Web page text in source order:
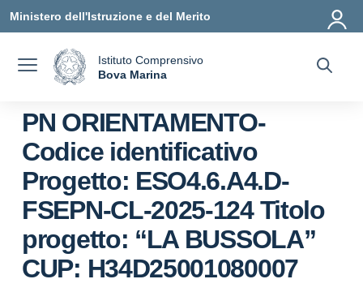
Ministero dell'Istruzione e del Merito
Istituto Comprensivo
Bova Marina
PN ORIENTAMENTO-
Codice identificativo
Progetto: ESO4.6.A4.D-
FSEPN-CL-2025-124 Titolo
progetto: “LA BUSSOLA”
CUP: H34D25001080007